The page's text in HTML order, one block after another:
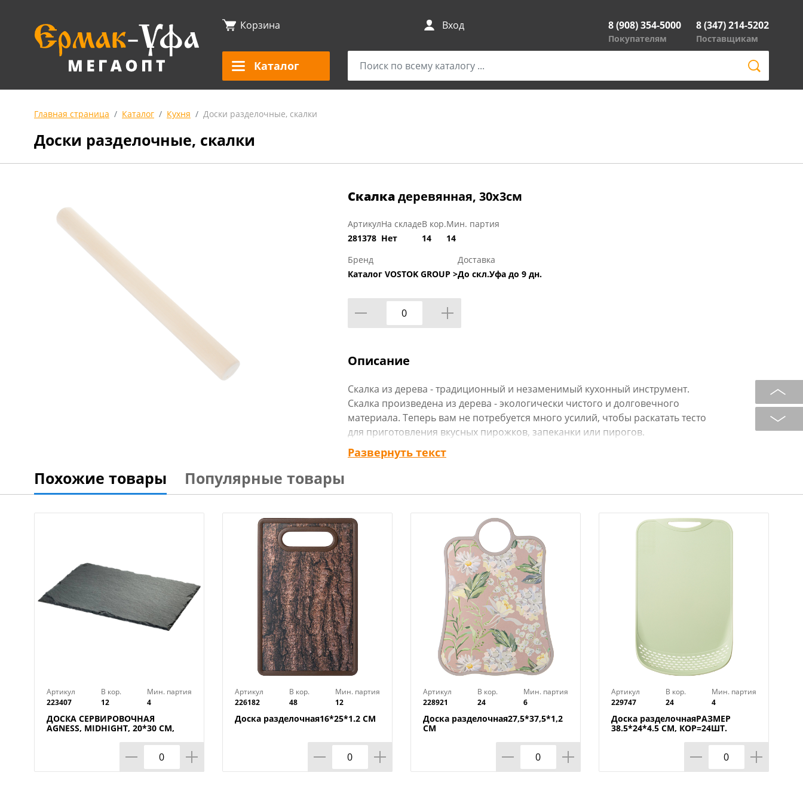
Корзина Вход 8 (908) 354-5000
Покупателям
8 (347) 214-5202
Поставщикам
Каталог
Главная страница Каталог Кухня Доски разделочные, скалки
Доски разделочные, скалки
Скалкадеревянная, 30х3см
Артикул
281378
На складе
Нет
В кор.
14
Мин. партия
14
Бренд
Каталог VOSTOK GROUP >
Доставка
До скл.Уфа до 9 дн.
Описание
Скалка из дерева - традиционный и незаменимый кухонный инструмент.
Скалка произведена из дерева - экологически чистого и долговечного
материала. Теперь вам не потребуется много усилий, чтобы раскатать тесто
для приготовления вкусных пирожков, запеканки или пирогов.
Технические характеристики:
Размер : 30х3 см
Вес в упаковке : 0,13 кг
Страна производства : Россия
Развернуть текст
Похожие товары Популярные товары
Артикул
223407
В кор.
12
Мин. партия
4
ДОСКА СЕРВИРОВОЧНАЯ
AGNESS, MIDHIGHT, 20*30 СМ,
Артикул
226182
В кор.
48
Мин. партия
12
Доска разделочная16*25*1.2 СМ
Артикул
228921
В кор.
24
Мин. партия
6
Доска разделочная27,5*37,5*1,2
СМ
Артикул
229747
В кор.
24
Мин. партия
4
Доска разделочнаяРАЗМЕР
38.5*24*4.5 СМ, КОР=24ШТ.